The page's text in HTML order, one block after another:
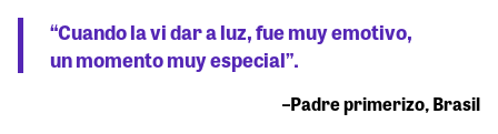
“Cuando la vi dar a luz, fue muy emotivo,
un momento muy especial”.
–Padre primerizo, Brasil